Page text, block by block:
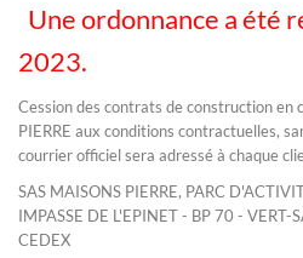
Une ordonnance a été
2023.
Cession des contrats de construction en
PIERRE aux conditions contractuelles,
courrier officiel sera adressé à chaque
SAS MAISONS PIERRE, PARC
IMPASSE DE L'EPINET - BP 70 -
CEDEX